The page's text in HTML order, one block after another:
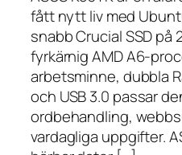
fått nytt liv med
snabb Crucial SSD på
fyrkärnig AMD A6-
arbetsminne, dubbla
och USB 3.0 passar
ordbehandling,
vardagliga uppgifter.